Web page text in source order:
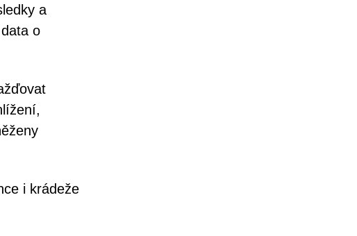
a
o
i krádeže